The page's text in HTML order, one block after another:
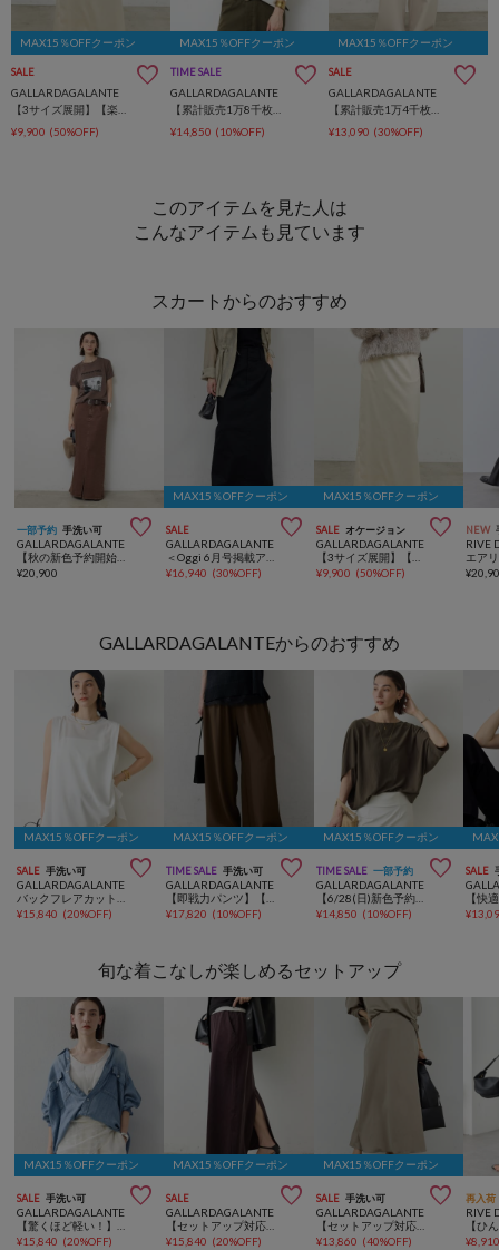
MAX15％OFFクーポン
SALE
GALLARDAGALANTE
¥9,900 (50%OFF)
MAX15％OFFクーポン
TIME SALE
GALLARDAGALANTE
¥14,850 (10%OFF)
MAX15％OFFクーポン
SALE
GALLARDAGALANTE
¥13,090 (30%OFF)
このアイテムを見た人は
こんなアイテムも見ています
スカートからのおすすめ
一部予約 手洗い可 
GALLARDAGALANTE
¥20,900
MAX15％OFFクーポン
SALE 
GALLARDAGALANTE
¥16,940 (30%OFF)
MAX15％OFFクーポン
SALE オケージョン 
GALLARDAGALANTE
¥9,900 (50%OFF)
NEW
RIVE
¥
GALLARDAGALANTEからのおすすめ
MAX15％OFFクーポン
SALE 手洗い可 
GALLARDAGALANTE
¥15,840 (20%OFF)
MAX15％OFFクーポン
TIME SALE 手洗い可 
GALLARDAGALANTE
¥17,820 (10%OFF)
MAX15％OFFクーポン
TIME SALE 一部予約 
GALLARDAGALANTE
【6/28(日)新色予約開始】【セットアップ対応】夏に最適！ドルマンジャージープルオーバー
¥14,850 (10%OFF)
SALE
¥
旬な着こなしが楽しめるセットアップ
MAX15％OFFクーポン
SALE 手洗い可 
GALLARDAGALANTE
¥15,840 (20%OFF)
MAX15％OFFクーポン
SALE 
GALLARDAGALANTE
¥15,840 (20%OFF)
MAX15％OFFクーポン
SALE 手洗い可 
GALLARDAGALANTE
【セットアップ対応】キュプラジャージースカート
¥13,860 (40%OFF)
再入荷
RIVE
¥